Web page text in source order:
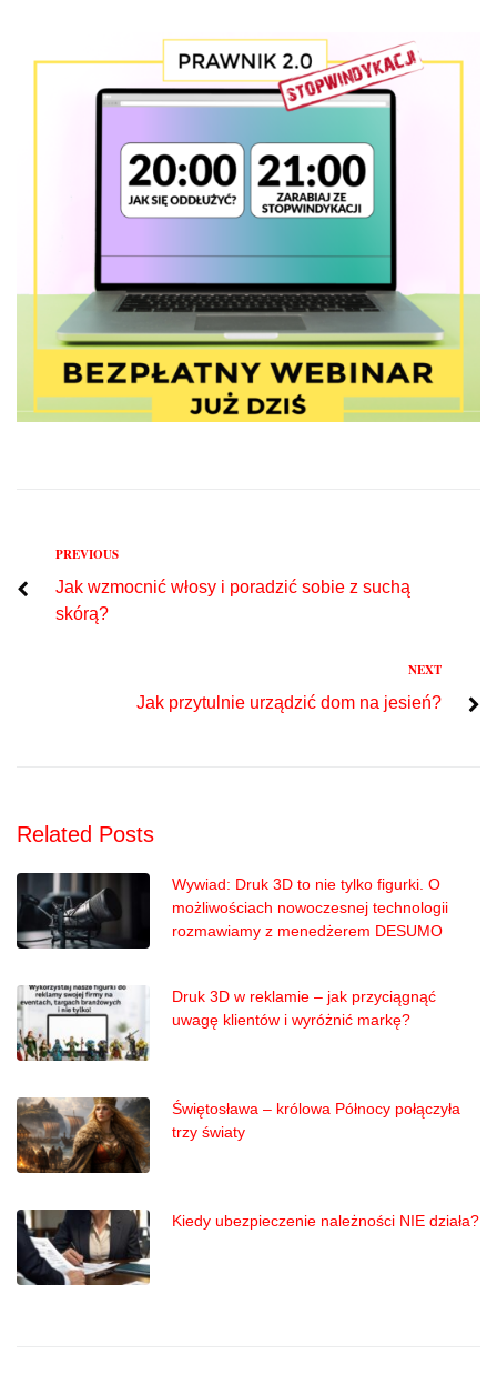
Nawigacja
wpisu
Previous
PREVIOUS
Jak wzmocnić włosy i poradzić sobie z suchą
skórą?
NEXT
Jak przytulnie urządzić dom na jesień?
Related Posts
Wywiad: Druk 3D to nie tylko figurki. O
możliwościach nowoczesnej technologii
rozmawiamy z menedżerem DESUMO
Druk 3D w reklamie – jak przyciągnąć
uwagę klientów i wyróżnić markę?
Świętosława – królowa Północy połączyła
trzy światy
Kiedy ubezpieczenie należności NIE działa?